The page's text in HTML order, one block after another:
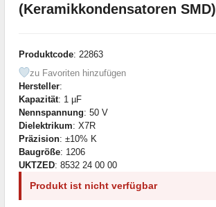
(Keramikkondensatoren SMD)
Produktcode: 22863
zu Favoriten hinzufügen
Hersteller:
Kapazität: 1 µF
Nennspannung: 50 V
Dielektrikum: X7R
Präzision: ±10% K
Baugröße: 1206
UKTZED: 8532 24 00 00
Produkt ist nicht verfügbar